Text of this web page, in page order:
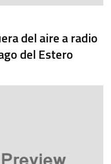
del aire a radio
del Estero